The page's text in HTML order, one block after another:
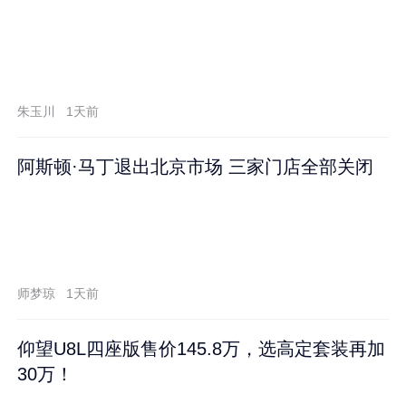
朱玉川 1天前
阿斯顿·马丁退出北京市场 三家门店全部关闭
师梦琼 1天前
仰望U8L四座版售价145.8万，选高定套装再加
30万！